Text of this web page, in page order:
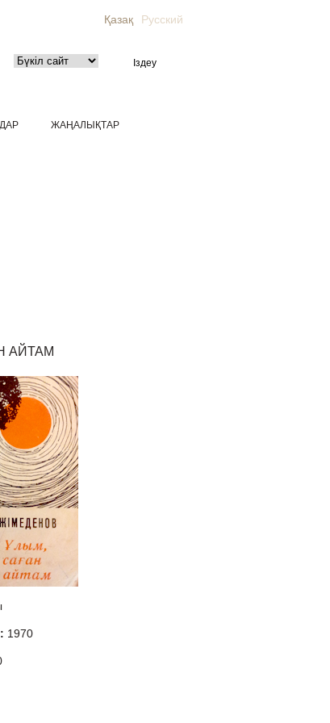
Қазақ Русский
ЖАҢАЛЫҚТАР
АЙТАМ
1970